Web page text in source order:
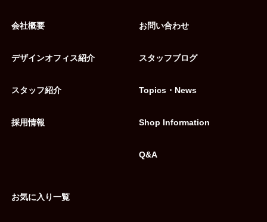
会社概要
デザインオフィス紹介
スタッフ紹介
採用情報
お問い合わせ
スタッフブログ
Topics・News
Shop Information
Q&A
お気に入り一覧